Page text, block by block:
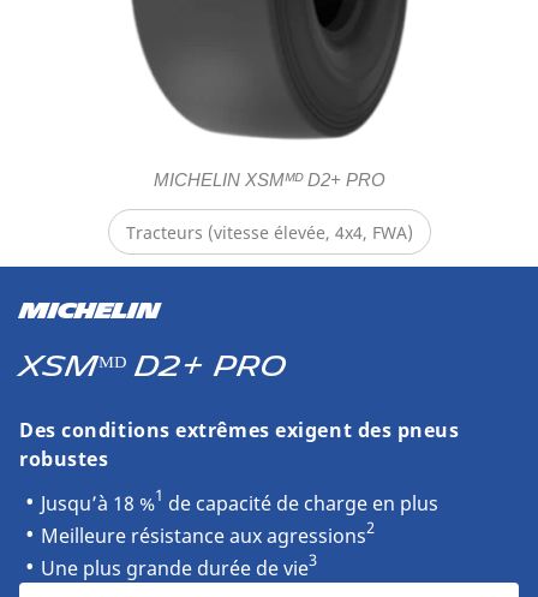
MICHELIN XSMᴹᴰ D2+ PRO
Tracteurs (vitesse élevée, 4x4, FWA)
MICHELIN
XSMᴹᴰ D2+ PRO
Des conditions extrêmes exigent des pneus
robustes
Jusqu’à 18 %1 de capacité de charge en plus
Meilleure résistance aux agressions2
Une plus grande durée de vie3